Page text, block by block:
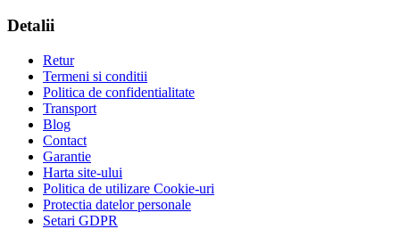
Detalii
Retur
Termeni si conditii
Politica de confidentialitate
Transport
Blog
Contact
Garantie
Harta site-ului
Politica de utilizare Cookie-uri
Protectia datelor personale
Setari GDPR